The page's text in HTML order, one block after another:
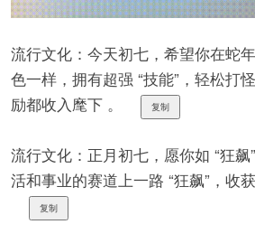
流行文化：今天初七，希望你在蛇
色一样，拥有超强 “技能”，轻松打
励都收入麾下 。
复制
流行文化：正月初七，愿你如 “狂
活和事业的赛道上一路 “狂飙”，收
复制